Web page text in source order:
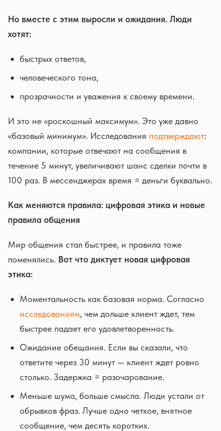
Но вместе с этим выросли и ожидания. Люди
хотят:
быстрых ответов,
человеческого тона,
прозрачности и уважения к своему времени.
И это не «роскошный максимум». Это уже давно
«базовый минимум». Исследования подтверждают:
компании, которые отвечают на сообщения в
течение 5 минут, увеличивают шанс сделки почти в
100 раз. В мессенджерах время = деньги буквально.
Как меняются правила: цифровая этика и новые
правила общения
Мир общения стал быстрее, и правила тоже
поменялись. Вот что диктует новая цифровая
этика:
Моментальность как базовая норма. Согласно
исследованиям, чем дольше клиент ждет, тем
быстрее падает его удовлетворенность.
Ожидание обещания. Если вы сказали, что
ответите через 30 минут — клиент ждет ровно
столько. Задержка = разочарование.
Меньше шума, больше смысла. Люди устали от
обрывков фраз. Лучше одно четкое, внятное
сообщение, чем десять коротких.